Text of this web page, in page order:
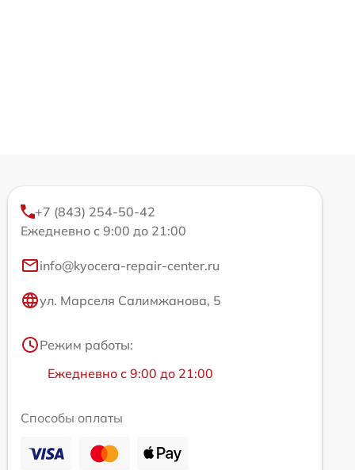
+7 (843) 254-50-42
Ежедневно с 9:00 до 21:00
info@kyocera-repair-center.ru
ул. Марселя Салимжанова, 5
Режим работы:
Ежедневно с 9:00 до 21:00
Способы оплаты